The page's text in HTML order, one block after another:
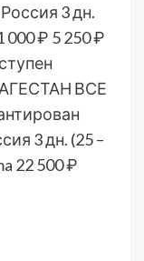
3 дн.
000 ₽ 5 250 ₽
ВСЕ
3 дн. (25 –
22 500 ₽